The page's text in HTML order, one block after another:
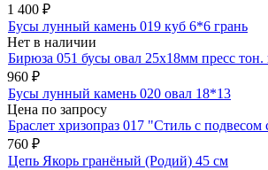
1 400 ₽
Бусы лунный камень 019 куб 6*6 грань
Нет в наличии
Бирюза 051 бусы овал 25х18мм пресс тон.
960 ₽
Бусы лунный камень 020 овал 18*13
Цена по запросу
Браслет хризопраз 017 "Стиль с подвесом
760 ₽
Цепь Якорь гранёный (Родий) 45 см